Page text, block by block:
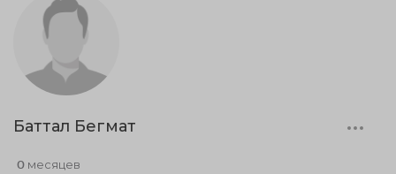
Баттал Бегмат
0 месяцев